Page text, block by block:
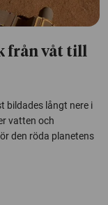
från våt till
bildades långt nere i
vatten och
den röda planetens